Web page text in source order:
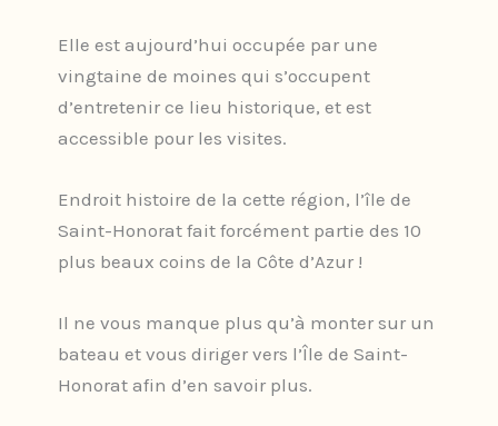
Elle est aujourd’hui occupée par une
vingtaine de moines qui s’occupent
d’entretenir ce lieu historique, et est
accessible pour les visites.
Endroit histoire de la cette région, l’île de
Saint-Honorat fait forcément partie des 10
plus beaux coins de la Côte d’Azur !
Il ne vous manque plus qu’à monter sur un
bateau et vous diriger vers l’Île de Saint-
Honorat afin d’en savoir plus.